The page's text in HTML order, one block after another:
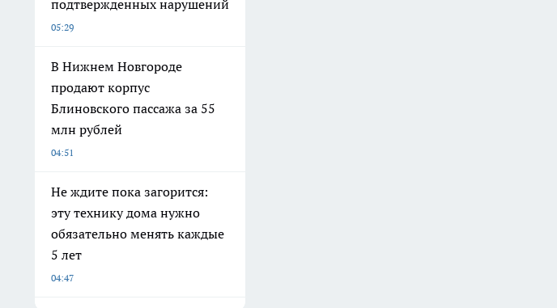
подтвержденных нарушений
05:29
В Нижнем Новгороде
продают корпус
Блиновского пассажа за 55
млн рублей
04:51
Не ждите пока загорится:
эту технику дома нужно
обязательно менять каждые
5 лет
04:47